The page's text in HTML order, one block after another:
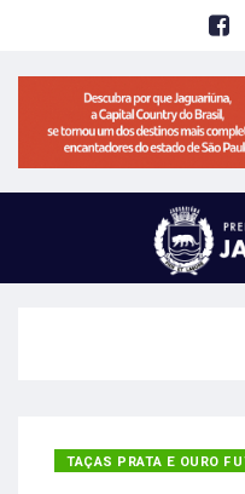
TAÇAS PRATA E OURO